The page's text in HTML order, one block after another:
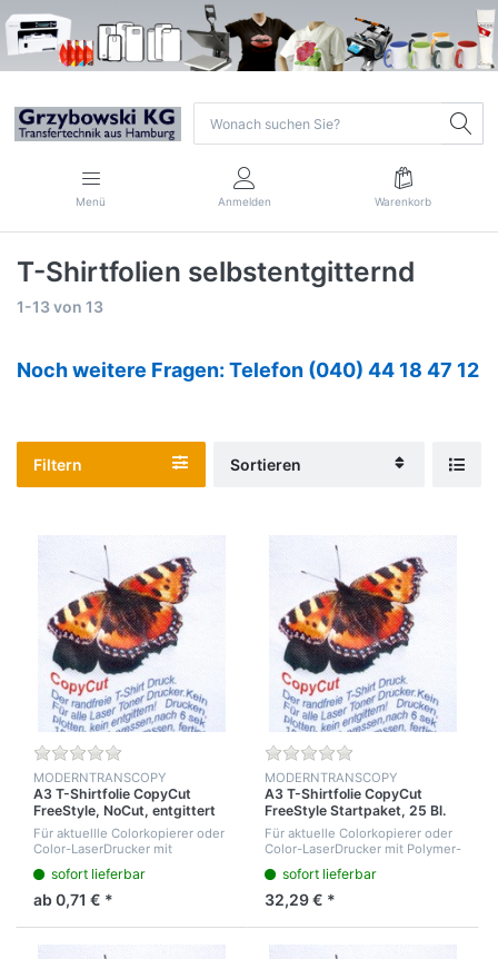
Menü Anmelden Warenkorb
T-Shirtfolien selbstentgitternd
1-13von 13
Noch weitere Fragen: Telefon (040) 44 18 47 12
Filtern Sortieren
MODERNTRANSCOPY
A3 T-Shirtfolie CopyCut
FreeStyle, NoCut, entgittert
sich selbst, ohne
Konturschneiden
Für aktuellle Colorkopierer oder
Color-LaserDrucker mit
können. Vergleichbar Laser light
NoCut Transparent. Aus der
Liste ist ersicht...
sofort lieferbar
ab 0,71 € *
MODERNTRANSCOPY
A3 T-Shirtfolie CopyCut
FreeStyle Startpaket, 25 Bl.
mit ausführlicher
Gebrauchsanweisung
Für aktuelle Colorkopierer oder
Color-LaserDrucker mit Polymer-
250g/m² bedrucken können.
Aus der Liste ist ersichtlich wie
I...
sofort lieferbar
32,29 € *